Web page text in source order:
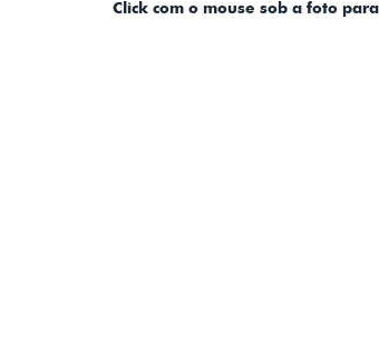
Click com o mouse sob a foto